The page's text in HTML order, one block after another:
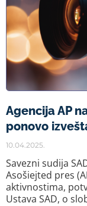
Agencija AP
ponovo
10.04.2025.
Savezni sudija
Asošiejted pres
aktivnostima,
Ustava SAD, o